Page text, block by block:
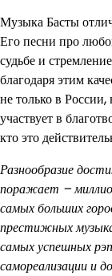
Музыка Басты
Его песни про
судьбе и
благодаря этим
не только в России,
участвует в
кто это
Разнообразие
поражает –
самых больших
престижных
самых успешных
самореализации и